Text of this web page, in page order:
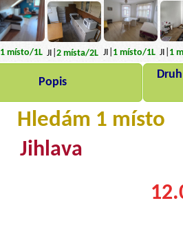
1místo/1L JI| 2 místa/2L JI| 1místo/1L JI| 1
Popis
Hledám 1 místo
Jihlava